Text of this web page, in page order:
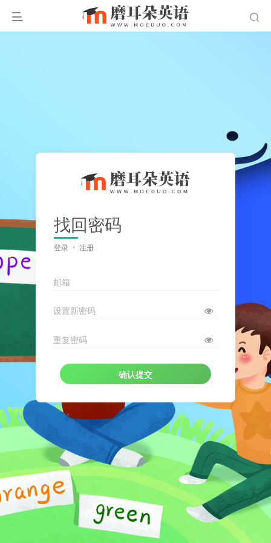
找回密码
登录 注册
邮箱
设置新密码
重复密码
确认提交